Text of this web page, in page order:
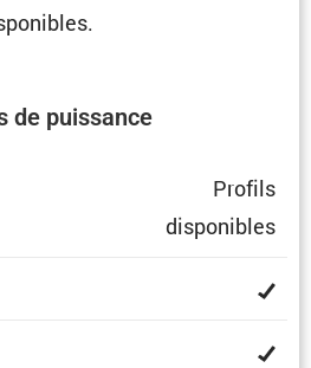
de puissance
Profils
dispo­nibles